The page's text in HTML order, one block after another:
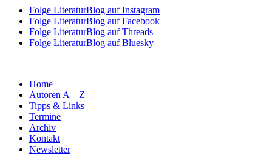
Folge LiteraturBlog auf Instagram
Folge LiteraturBlog auf Facebook
Folge LiteraturBlog auf Threads
Folge LiteraturBlog auf Bluesky
Home
Autoren A – Z
Tipps & Links
Termine
Archiv
Kontakt
Newsletter